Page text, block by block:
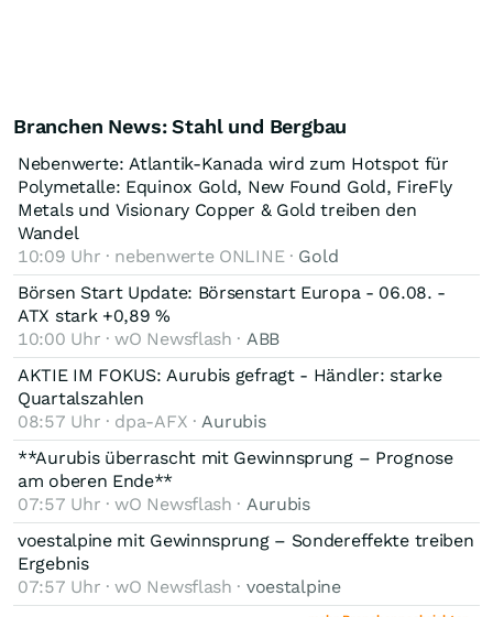
Branchen News: Stahl und Bergbau
Nebenwerte: Atlantik-Kanada wird zum Hotspot für
Polymetalle: Equinox Gold, New Found Gold, FireFly
Metals und Visionary Copper & Gold treiben den
Wandel
10:09 Uhr · nebenwerte ONLINE · Gold
Börsen Start Update: Börsenstart Europa - 06.08. -
ATX stark +0,89 %
10:00 Uhr · wO Newsflash · ABB
AKTIE IM FOKUS: Aurubis gefragt - Händler: starke
Quartalszahlen
08:57 Uhr · dpa-AFX · Aurubis
**Aurubis überrascht mit Gewinnsprung – Prognose
am oberen Ende**
07:57 Uhr · wO Newsflash · Aurubis
voestalpine mit Gewinnsprung – Sondereffekte treiben
Ergebnis
07:57 Uhr · wO Newsflash · voestalpine